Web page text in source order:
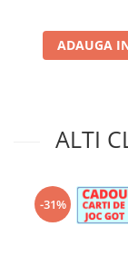
ADAUGA
ALTI
-31%